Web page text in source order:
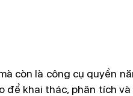
còn là công cụ quyền
để khai thác, phân tích và